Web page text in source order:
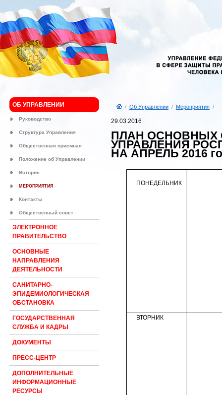
ОБ УПРАВЛЕНИИ
Руководство
Структура Управления
Общественная приемная
Положение об Управлении
История
МЕРОПРИЯТИЯ
Контакты
Общественный совет
ЭЛЕКТРОННОЕ
ПРАВИТЕЛЬСТВО
ОСНОВНЫЕ
НАПРАВЛЕНИЯ
ДЕЯТЕЛЬНОСТИ
САНИТАРНО-
ЭПИДЕМИОЛОГИЧЕСКАЯ
ОБСТАНОВКА
ГОСУДАРСТВЕННАЯ
СЛУЖБА И КАДРЫ
ДОКУМЕНТЫ
ПРЕСС-ЦЕНТР
ДОПОЛНИТЕЛЬНЫЕ
ИНФОРМАЦИОННЫЕ
РЕСУРСЫ
/ Об Управлении/ Мероприятия/
29.03.2016
ПЛАН ОСНОВНЫХ
УПРАВЛЕНИЯ
НА АПРЕЛЬ 2016
ПОНЕДЕЛЬНИК
ВТОРНИК